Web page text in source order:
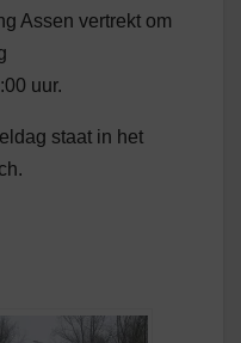
Assen vertrekt om
uur.
staat in het